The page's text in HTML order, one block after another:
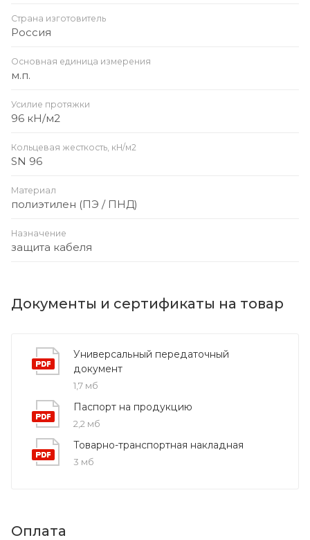
Страна изготовитель
Россия
Основная единица измерения
м.п.
Усилие протяжки
96 кН/м2
Кольцевая жесткость, кН/м2
SN 96
Материал
полиэтилен (ПЭ / ПНД)
Назначение
защита кабеля
Документы и сертификаты на товар
Универсальный передаточный
документ
1,7 мб
Паспорт на продукцию
2,2 мб
Товарно-транспортная накладная
3 мб
Оплата